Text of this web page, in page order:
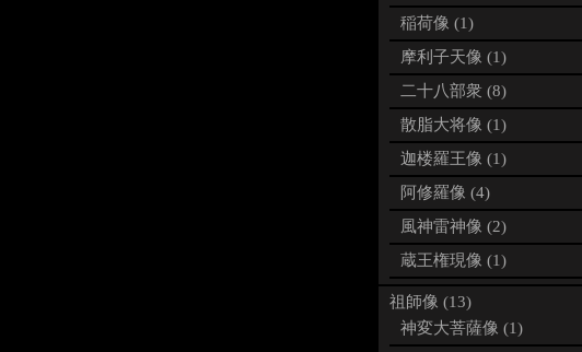
稲荷像 (1)
摩利子天像 (1)
二十八部衆 (8)
散脂大将像 (1)
迦楼羅王像 (1)
阿修羅像 (4)
風神雷神像 (2)
蔵王権現像 (1)
祖師像 (13)
神変大菩薩像 (1)